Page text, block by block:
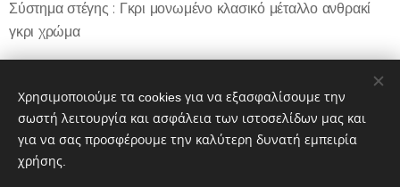
Σύστημα στέγης : Γκρι μονωμένο κλασικό μέταλλο ανθρακί
γκρι χρώμα
Πληροφορίες 6946800409 Καρακώστας Γιώργος
Χρησιμοποιούμε τα cookies για να εξασφαλίσουμε την
σωστή λειτουργία και ασφάλεια των ιστοσελίδων μας και
για να σας προσφέρουμε την καλύτερη δυνατή εμπειρία
χρήσης.